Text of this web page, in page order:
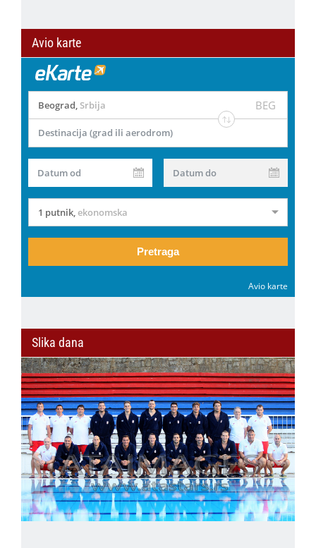
Avio karte
Beograd, Srbija BEG
Destinacija (grad ili aerodrom)
Datum od Datum do
1 putnik,ekonomska
Pretraga
Avio karte
Slika dana